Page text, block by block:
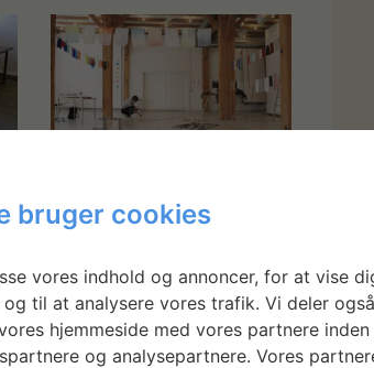
Cristina Gallizioli
and Marco Ferrari:
Soft architecture
bruger cookies
vores indhold og annoncer, for at vise
til at analysere vores trafik. Vi deler også
hjemmeside med vores partnere
og analysepartnere. Vores